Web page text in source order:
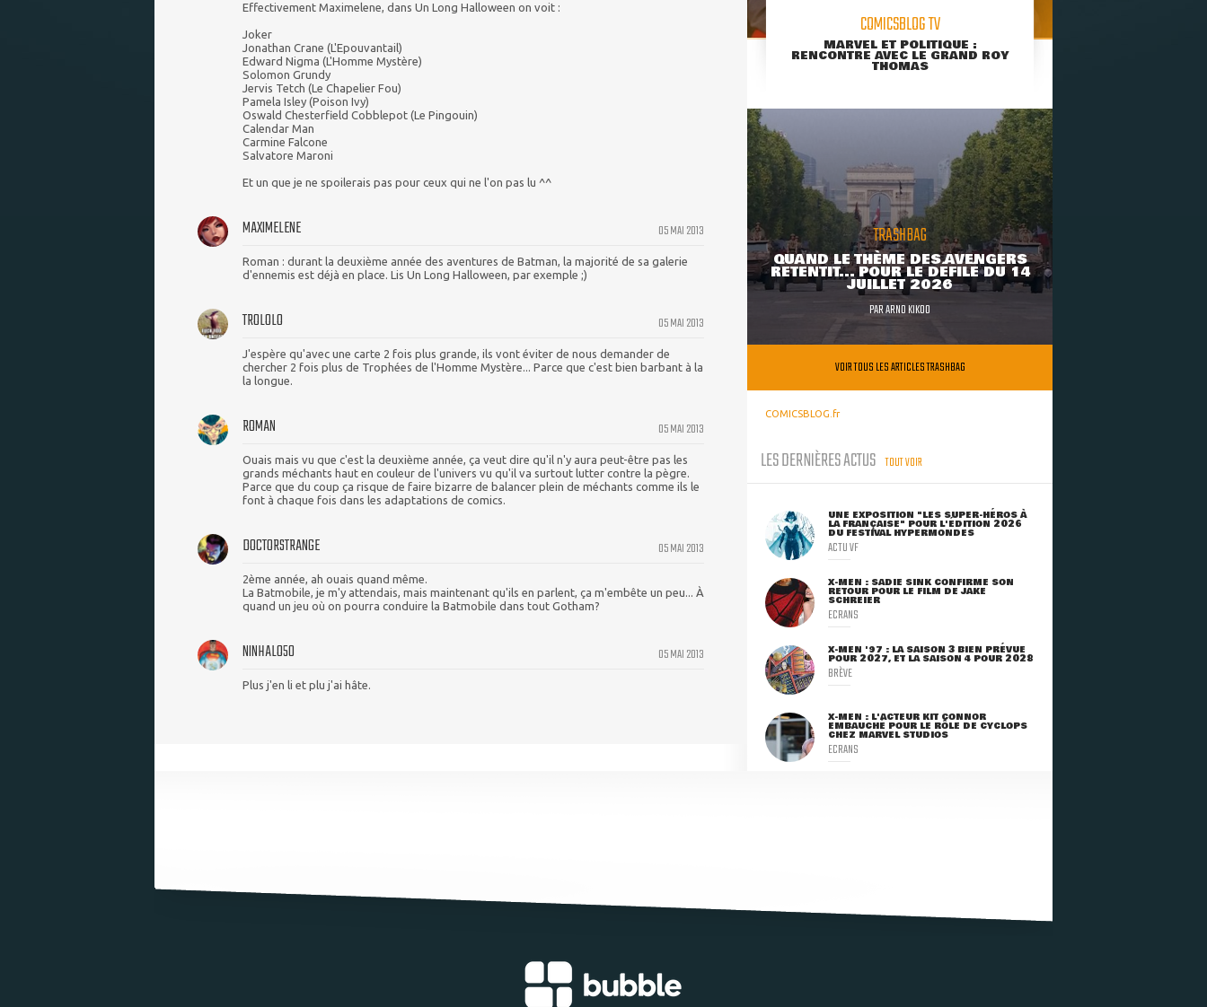
Effectivement Maximelene, dans Un Long Halloween on voit :
Joker
Jonathan Crane (L'Epouvantail)
Edward Nigma (L'Homme Mystère)
Solomon Grundy
Jervis Tetch (Le Chapelier Fou)
Pamela Isley (Poison Ivy)
Oswald Chesterfield Cobblepot (Le Pingouin)
Calendar Man
Carmine Falcone
Salvatore Maroni
Et un que je ne spoilerais pas pour ceux qui ne l'on pas lu ^^
05 MAI 2013
MAXIMELENE
Roman : durant la deuxième année des aventures de Batman, la majorité de sa galerie
d'ennemis est déjà en place. Lis Un Long Halloween, par exemple ;)
05 MAI 2013
TROLOLO
J'espère qu'avec une carte 2 fois plus grande, ils vont éviter de nous demander de
chercher 2 fois plus de Trophées de l'Homme Mystère... Parce que c'est bien barbant à la
la longue.
05 MAI 2013
ROMAN
Ouais mais vu que c'est la deuxième année, ça veut dire qu'il n'y aura peut-être pas les
grands méchants haut en couleur de l'univers vu qu'il va surtout lutter contre la pègre.
Parce que du coup ça risque de faire bizarre de balancer plein de méchants comme ils le
font à chaque fois dans les adaptations de comics.
05 MAI 2013
DOCTORSTRANGE
2ème année, ah ouais quand même.
La Batmobile, je m'y attendais, mais maintenant qu'ils en parlent, ça m'embête un peu... À
quand un jeu où on pourra conduire la Batmobile dans tout Gotham?
05 MAI 2013
NINHALO50
Plus j'en li et plu j'ai hâte.
COMICSBLOG TV
MARVEL ET POLITIQUE :
RENCONTRE AVEC LE GRAND ROY
THOMAS
TRASHBAG
QUAND LE THÈME DES AVENGERS
RETENTIT... POUR LE DÉFILÉ DU 14
JUILLET 2026
PARARNO KIKOO
VOIR TOUS LES ARTICLES TRASHBAG
COMICSBLOG.fr
LES DERNIÈRES ACTUS TOUT VOIR
UNE EXPOSITION "LES SUPER-HÉROS À
LA FRANÇAISE" POUR L'ÉDITION 2026
DU FESTIVAL HYPERMONDES
ACTU VF
X-MEN : SADIE SINK CONFIRME SON
RETOUR POUR LE FILM DE JAKE
SCHREIER
ECRANS
X-MEN '97 : LA SAISON 3 BIEN PRÉVUE
POUR 2027, ET LA SAISON 4 POUR 2028
BRÈVE
X-MEN : L'ACTEUR KIT CONNOR
EMBAUCHÉ POUR LE RÔLE DE CYCLOPS
CHEZ MARVEL STUDIOS
ECRANS